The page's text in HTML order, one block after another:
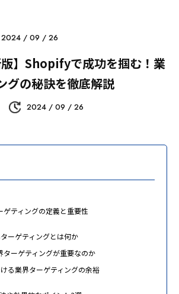
2024 / 09 / 26
版】Shopifyで成功を掴む！業
グの秘訣を徹底解説
2024 / 09 / 26
ティングの定義と重要性
ーゲティングとは何か
ターゲティングが重要なのか
る業界ターゲティングの余裕